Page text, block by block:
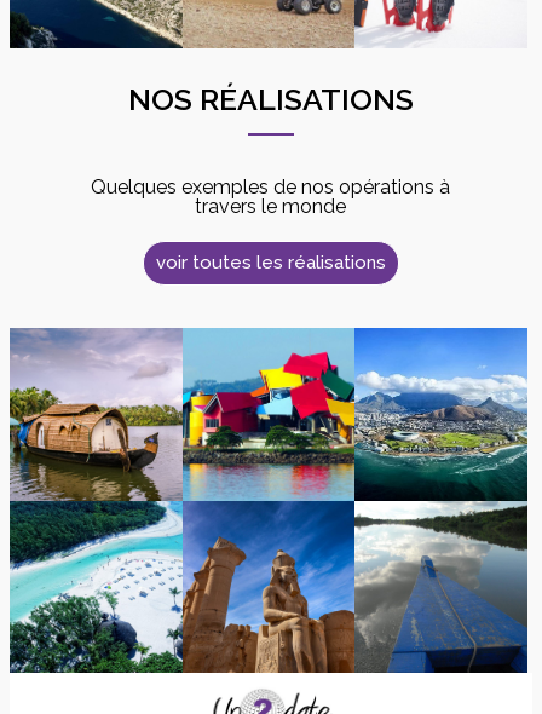
NOS RÉALISATIONS
Quelques exemples de nos opérations à
travers le monde
voir toutes les réalisations